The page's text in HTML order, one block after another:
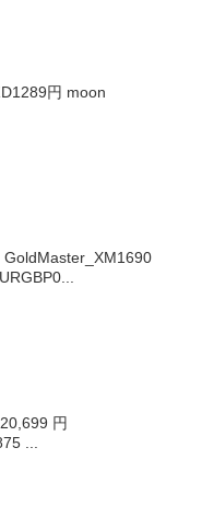
円 moon
円
...